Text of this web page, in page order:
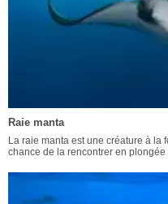
Raie manta
La raie manta est une créature à la
chance de la rencontrer en plongée